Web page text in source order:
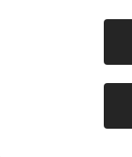
Copyright 2026